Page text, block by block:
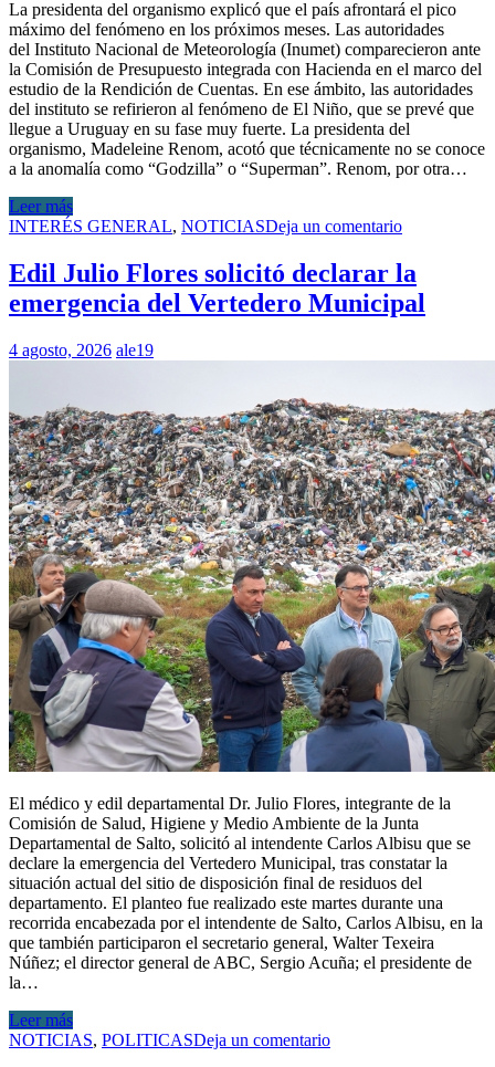
La presidenta del organismo explicó que el país afrontará el pico
máximo del fenómeno en los próximos meses. Las autoridades
del Instituto Nacional de Meteorología (Inumet) comparecieron ante
la Comisión de Presupuesto integrada con Hacienda en el marco del
estudio de la Rendición de Cuentas. En ese ámbito, las autoridades
del instituto se refirieron al fenómeno de El Niño, que se prevé que
llegue a Uruguay en su fase muy fuerte. La presidenta del
organismo, Madeleine Renom, acotó que técnicamente no se conoce
a la anomalía como “Godzilla” o “Superman”. Renom, por otra…
Leer más
INTERÉS GENERAL, NOTICIASDeja un comentario
Edil Julio Flores solicitó declarar la
emergencia del Vertedero Municipal
4 agosto, 2026 ale19
El médico y edil departamental Dr. Julio Flores, integrante de la
Comisión de Salud, Higiene y Medio Ambiente de la Junta
Departamental de Salto, solicitó al intendente Carlos Albisu que se
declare la emergencia del Vertedero Municipal, tras constatar la
situación actual del sitio de disposición final de residuos del
departamento. El planteo fue realizado este martes durante una
recorrida encabezada por el intendente de Salto, Carlos Albisu, en la
que también participaron el secretario general, Walter Texeira
Núñez; el director general de ABC, Sergio Acuña; el presidente de
la…
Leer más
NOTICIAS, POLITICASDeja un comentario